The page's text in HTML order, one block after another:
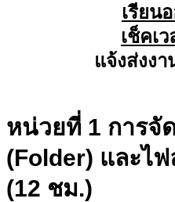
เรียน
เช็คเ
แจ้งส่งง
หน่วยที่ 1 การจั
(Folder) และไ
(12 ชม.)